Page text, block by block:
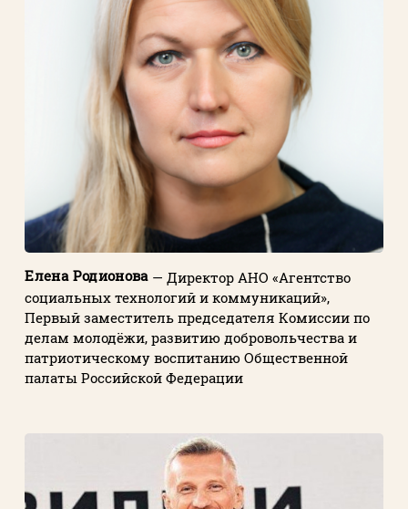
Елена Родионова— Директор АНО «Агентство
социальных технологий и коммуникаций»,
Первый заместитель председателя Комиссии по
делам молодёжи, развитию добровольчества и
патриотическому воспитанию Общественной
палаты Российской Федерации